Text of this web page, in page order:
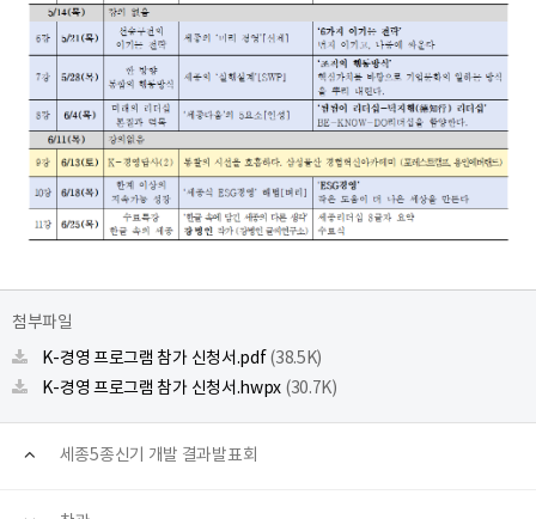
첨부파일
K-경영 프로그램 참가 신청서.pdf (38.5K)
K-경영 프로그램 참가 신청서.hwpx (30.7K)
세종5종신기 개발 결과발표회